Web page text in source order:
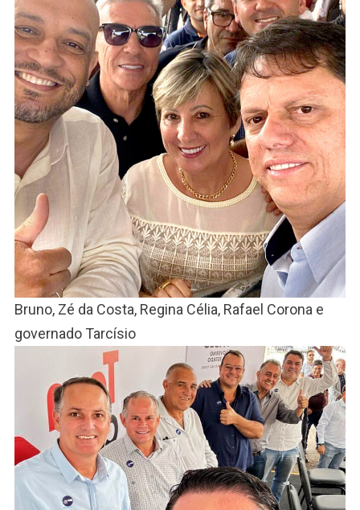
Bruno, Zé da Costa, Regina Célia, Rafael Corona e
governado Tarcísio